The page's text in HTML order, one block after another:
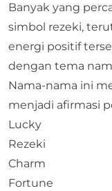
Banyak yang
simbol rezeki,
energi positif
dengan tema
Nama-nama ini
menjadi afirmasi
Lucky
Rezeki
Charm
Fortune